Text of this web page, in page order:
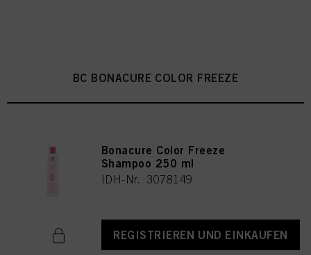
BC BONACURE COLOR FREEZE
Bonacure Color Freeze
Shampoo 250 ml
IDH-Nr. 3078149
REGISTRIEREN UND EINKAUFEN